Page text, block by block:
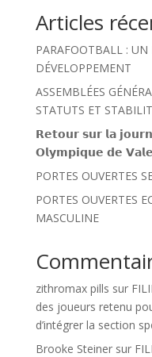
Articles
PARAFOOTBALL : UN
DÉVELOPPEMENT
ASSEMBLÉES
STATUTS ET
𝗥𝗲𝘁𝗼𝘂𝗿 𝘀𝘂𝗿 𝗹𝗮
𝗢𝗹𝘆𝗺𝗽𝗶𝗾𝘂𝗲 𝗱𝗲
PORTES OUVERTES
PORTES OUVERTES
MASCULINE
zithromax pills sur
des joueurs retenu
d’intégrer la section
Brooke Steinersur